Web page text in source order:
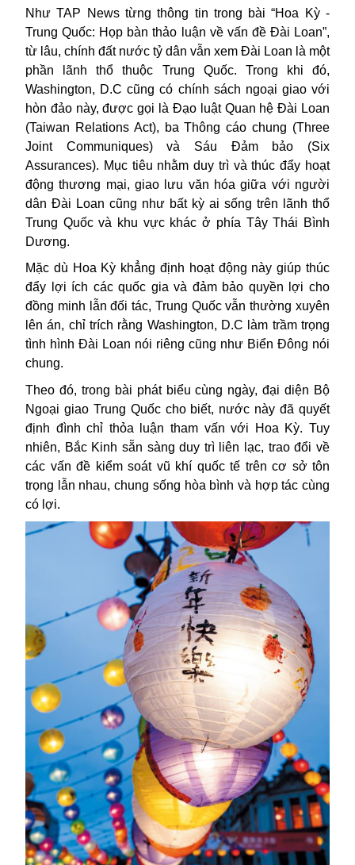
Như TAP News từng thông tin trong bài “Hoa Kỳ -
Trung Quốc: Họp bàn thảo luận về vấn đề Đài Loan”,
từ lâu, chính đất nước tỷ dân vẫn xem Đài Loan là một
phần lãnh thổ thuộc Trung Quốc. Trong khi đó,
Washington, D.C cũng có chính sách ngoại giao với
hòn đảo này, được gọi là Đạo luật Quan hệ Đài Loan
(Taiwan Relations Act), ba Thông cáo chung (Three
Joint Communiques) và Sáu Đảm bảo (Six
Assurances). Mục tiêu nhằm duy trì và thúc đẩy hoạt
động thương mại, giao lưu văn hóa giữa với người
dân Đài Loan cũng như bất kỳ ai sống trên lãnh thổ
Trung Quốc và khu vực khác ở phía Tây Thái Bình
Dương.
Mặc dù Hoa Kỳ khẳng định hoạt động này giúp thúc
đẩy lợi ích các quốc gia và đảm bảo quyền lợi cho
đồng minh lẫn đối tác, Trung Quốc vẫn thường xuyên
lên án, chỉ trích rằng Washington, D.C làm trầm trọng
tình hình Đài Loan nói riêng cũng như Biển Đông nói
chung.
Theo đó, trong bài phát biểu cùng ngày, đại diện Bộ
Ngoại giao Trung Quốc cho biết, nước này đã quyết
định đình chỉ thỏa luận tham vấn với Hoa Kỳ. Tuy
nhiên, Bắc Kinh sẵn sàng duy trì liên lạc, trao đổi về
các vấn đề kiểm soát vũ khí quốc tế trên cơ sở tôn
trọng lẫn nhau, chung sống hòa bình và hợp tác cùng
có lợi.